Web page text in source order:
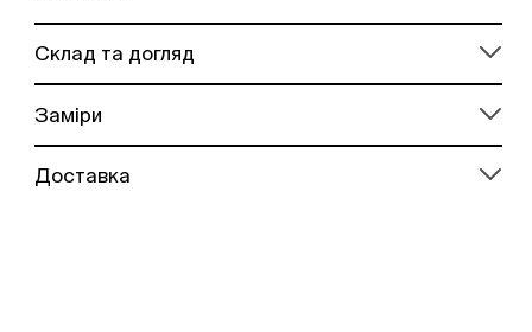
Cклад та догляд
Заміри
Доставка